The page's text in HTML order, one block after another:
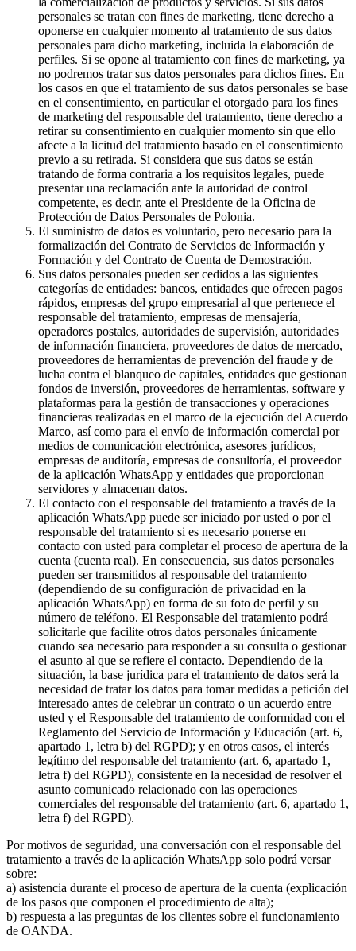
personales se tratan con fines de marketing, tiene derecho a
oponerse en cualquier momento al tratamiento de sus datos
personales para dicho marketing, incluida la elaboración de
perfiles. Si se opone al tratamiento con fines de marketing, ya
no podremos tratar sus datos personales para dichos fines. En
los casos en que el tratamiento de sus datos personales se base
en el consentimiento, en particular el otorgado para los fines
de marketing del responsable del tratamiento, tiene derecho a
retirar su consentimiento en cualquier momento sin que ello
afecte a la licitud del tratamiento basado en el consentimiento
previo a su retirada. Si considera que sus datos se están
tratando de forma contraria a los requisitos legales, puede
presentar una reclamación ante la autoridad de control
competente, es decir, ante el Presidente de la Oficina de
Protección de Datos Personales de Polonia.
El suministro de datos es voluntario, pero necesario para la
formalización del Contrato de Servicios de Información y
Formación y del Contrato de Cuenta de Demostración.
Sus datos personales pueden ser cedidos a las siguientes
categorías de entidades: bancos, entidades que ofrecen pagos
rápidos, empresas del grupo empresarial al que pertenece el
responsable del tratamiento, empresas de mensajería,
operadores postales, autoridades de supervisión, autoridades
de información financiera, proveedores de datos de mercado,
proveedores de herramientas de prevención del fraude y de
lucha contra el blanqueo de capitales, entidades que gestionan
fondos de inversión, proveedores de herramientas, software y
plataformas para la gestión de transacciones y operaciones
financieras realizadas en el marco de la ejecución del Acuerdo
Marco, así como para el envío de información comercial por
medios de comunicación electrónica, asesores jurídicos,
empresas de auditoría, empresas de consultoría, el proveedor
de la aplicación WhatsApp y entidades que proporcionan
servidores y almacenan datos.
El contacto con el responsable del tratamiento a través de la
aplicación WhatsApp puede ser iniciado por usted o por el
responsable del tratamiento si es necesario ponerse en
contacto con usted para completar el proceso de apertura de la
cuenta (cuenta real). En consecuencia, sus datos personales
pueden ser transmitidos al responsable del tratamiento
(dependiendo de su configuración de privacidad en la
aplicación WhatsApp) en forma de su foto de perfil y su
número de teléfono. El Responsable del tratamiento podrá
solicitarle que facilite otros datos personales únicamente
cuando sea necesario para responder a su consulta o gestionar
el asunto al que se refiere el contacto. Dependiendo de la
situación, la base jurídica para el tratamiento de datos será la
necesidad de tratar los datos para tomar medidas a petición del
interesado antes de celebrar un contrato o un acuerdo entre
usted y el Responsable del tratamiento de conformidad con el
Reglamento del Servicio de Información y Educación (art. 6,
apartado 1, letra b) del RGPD); y en otros casos, el interés
legítimo del responsable del tratamiento (art. 6, apartado 1,
letra f) del RGPD), consistente en la necesidad de resolver el
asunto comunicado relacionado con las operaciones
comerciales del responsable del tratamiento (art. 6, apartado 1,
letra f) del RGPD).
Por motivos de seguridad, una conversación con el responsable del
tratamiento a través de la aplicación WhatsApp solo podrá versar
sobre:
a) asistencia durante el proceso de apertura de la cuenta (explicación
de los pasos que componen el procedimiento de alta);
b) respuesta a las preguntas de los clientes sobre el funcionamiento
de OANDA.